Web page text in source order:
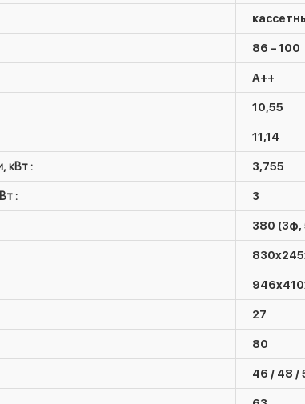
86 – 100
A++
10,55
11,14
кВт : 3,755
: 3
380 (3ф,
27
80
46 / 48 /